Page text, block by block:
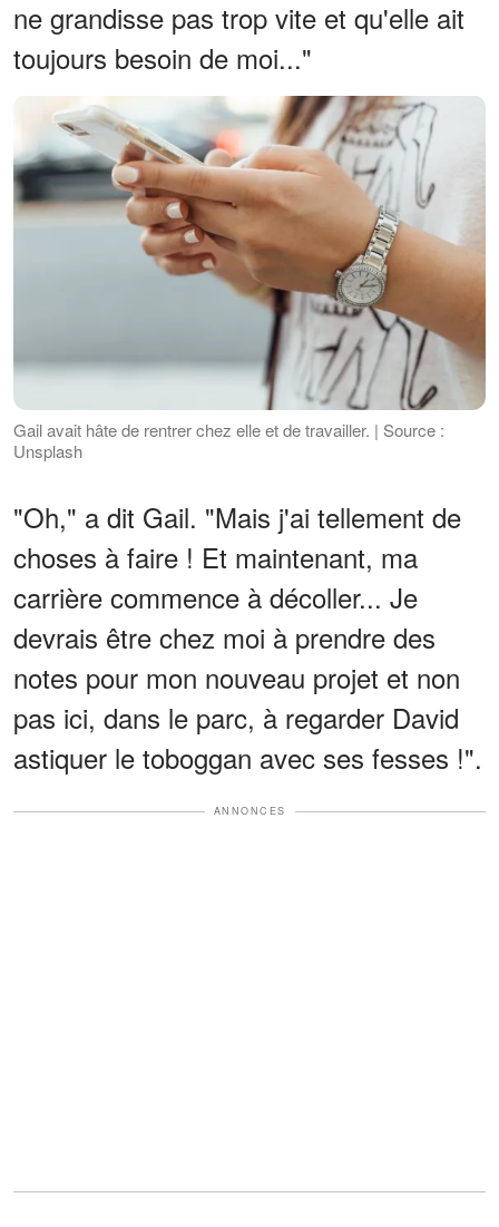
ne grandisse pas trop vite et qu'elle ait
toujours besoin de moi..."
Gail avait hâte de rentrer chez elle et de travailler. | Source :
Unsplash
"Oh," a dit Gail. "Mais j'ai tellement de
choses à faire ! Et maintenant, ma
carrière commence à décoller... Je
devrais être chez moi à prendre des
notes pour mon nouveau projet et non
pas ici, dans le parc, à regarder David
astiquer le toboggan avec ses fesses !".
ANNONCES